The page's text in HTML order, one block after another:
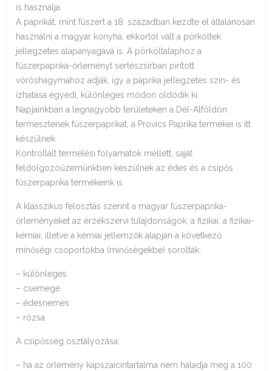
is használja.
A paprikát, mint fűszert a 18. században kezdte el általánosan
használni a magyar konyha, ekkortól vált a pörköltek
jellegzetes alapanyagává is. A pörköltalaphoz a
fűszerpaprika-őrleményt sertészsírban pirított
vöröshagymához adják, így a paprika jellegzetes szín- és
ízhatása egyedi, különleges módon oldódik ki.
Napjainkban a legnagyobb területeken a Dél-Alföldön
termesztenek fűszerpaprikát, a Provics Paprika termékei is itt
készülnek.
Kontrollált termelési folyamatok mellett, saját
feldolgozóüzemünkben készülnek az édes és a csípős
fűszerpaprika termékeink is.
A klasszikus felosztás szerint a magyar fűszerpaprika-
őrleményeket az érzékszervi tulajdonságok, a fizikai, a fizikai-
kémiai, illetve a kémiai jellemzők alapján a következő
minőségi csoportokba (minőségekbe) sorolták:
– különleges
– csemege
– édesnemes
– rózsa
A csípősség osztályozása:
– ha az őrlemény kapszaicintartalma nem haladja meg a 100